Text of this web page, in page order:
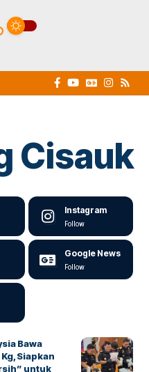
Cisauk
Instagram
Follow
Google News
Follow
Bawa
Siapkan
untuk